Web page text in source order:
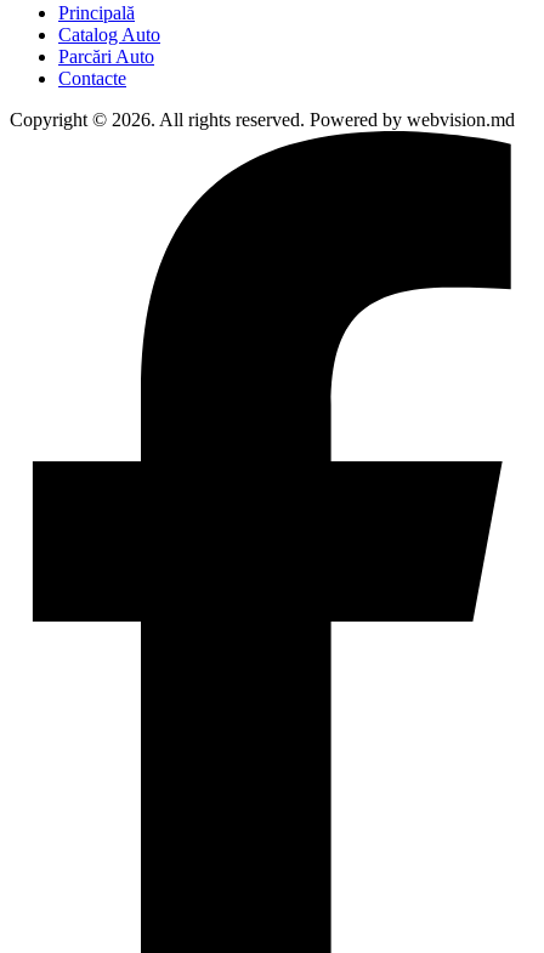
Principală
Catalog Auto
Parcări Auto
Contacte
Copyright © 2026. All rights reserved. Powered by webvision.md